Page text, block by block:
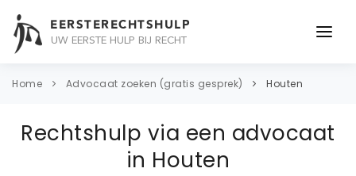
EERSTERECHTSHULP
UW EERSTE HULP BIJ RECHT
ONDERWERPEN
Home Advocaat zoeken (gratis gesprek) Houten
Rechtshulp via een advocaat
in Houten